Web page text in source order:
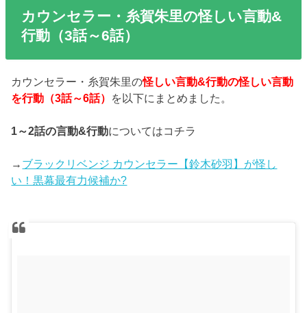
カウンセラー・糸賀朱里の怪しい言動&
行動（3話～6話）
カウンセラー・糸賀朱里の怪しい言動&行動の怪しい言動
を行動（3話～6話） を以下にまとめました。
1～2話の言動&行動についてはコチラ
→ ブラックリベンジ カウンセラー【鈴木砂羽】が怪し
い！黒幕最有力候補か?